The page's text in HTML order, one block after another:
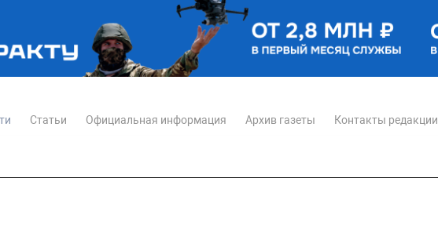
Статьи Официальная информация Архив газеты Контакты редакции